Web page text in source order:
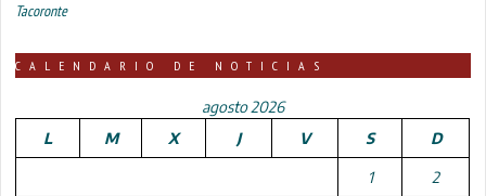
Tacoronte
CALENDARIO DE NOTICIAS
agosto 2026
L
M X J V S D
1 2